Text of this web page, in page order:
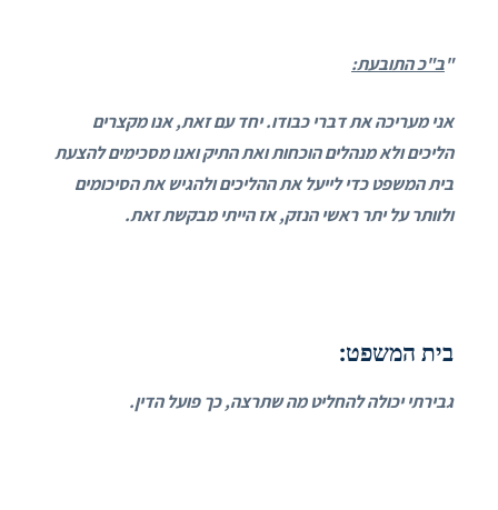
"ב"כ התובעת:
אני מעריכה את דברי כבודו. יחד עם זאת, אנו מקצרים
הליכים ולא מנהלים הוכחות ואת התיק ואנו מסכימים להצעת
בית המשפט כדי לייעל את ההליכים ולהגיש את הסיכומים
ולוותר על יתר ראשי הנזק, אז הייתי מבקשת זאת.
בית המשפט:
גבירתי יכולה להחליט מה שתרצה, כך פועל הדין.